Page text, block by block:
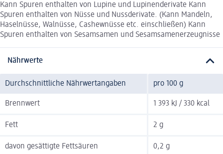
Kann Spuren enthalten von Lupine und Lupinenderivate Kann
Spuren enthalten von Nüsse und Nussderivate. (Kann Mandeln,
Haselnüsse, Walnüsse, Cashewnüsse etc. einschließen) Kann
Spuren enthalten von Sesamsamen und Sesamsamenerzeugnisse
Nährwerte
Durchschnittliche Nährwertangaben pro 100 g
Brennwert 1 393 kJ / 330 kcal
Fett 2 g
davon gesättigte Fettsäuren 0,2 g